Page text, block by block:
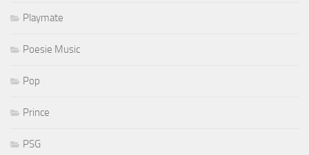
Playmate
Poesie Music
Pop
Prince
PSG